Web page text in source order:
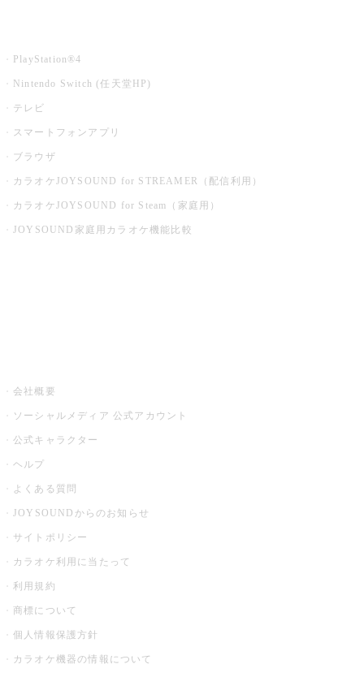
PlayStation®4
Nintendo Switch (任天堂HP)
テレビ
スマートフォンアプリ
ブラウザ
カラオケJOYSOUND for STREAMER（配信利用）
カラオケJOYSOUND for Steam（家庭用）
JOYSOUND家庭用カラオケ機能比較
会社概要
ソーシャルメディア 公式アカウント
公式キャラクター
ヘルプ
よくある質問
JOYSOUNDからのお知らせ
サイトポリシー
カラオケ利用に当たって
利用規約
商標について
個人情報保護方針
カラオケ機器の情報について